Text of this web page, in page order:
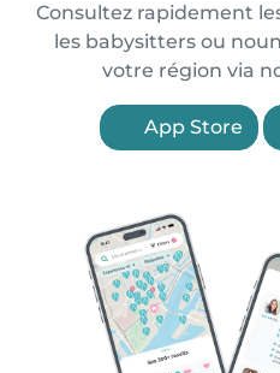
Consultez rapidement
les babysitters ou
votre région via
App Store